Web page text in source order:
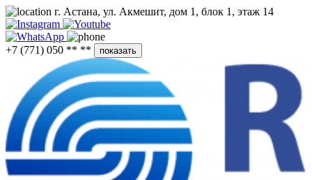
г. Астана, ул. Акмешит, дом 1, блок 1, этаж 14
+7 (771) 050 ** ** показать